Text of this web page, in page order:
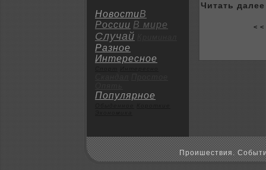
НовостиВ
России В мире
Случай
Разное
Интересное
Популярное
Читать
<
Пpoишествия.